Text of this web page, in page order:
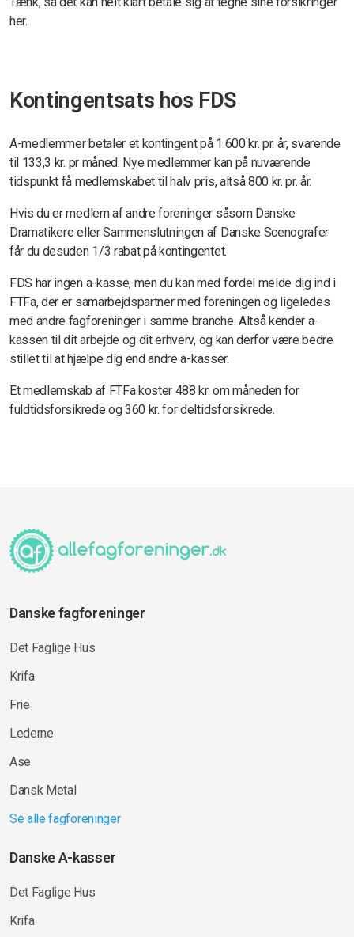
her.
Kontingentsats hos FDS
A-medlemmer betaler et kontingent på 1.600 kr. pr. år, svarende
til 133,3 kr. pr måned. Nye medlemmer kan på nuværende
tidspunkt få medlemskabet til halv pris, altså 800 kr. pr. år.
Hvis du er medlem af andre foreninger såsom Danske
Dramatikere eller Sammenslutningen af Danske Scenografer
får du desuden 1/3 rabat på kontingentet.
FDS har ingen a-kasse, men du kan med fordel melde dig ind i
FTFa, der er samarbejdspartner med foreningen og ligeledes
med andre fagforeninger i samme branche. Altså kender a-
kassen til dit arbejde og dit erhverv, og kan derfor være bedre
stillet til at hjælpe dig end andre a-kasser.
Et medlemskab af FTFa koster 488 kr. om måneden for
fuldtidsforsikrede og 360 kr. for deltidsforsikrede.
Danske fagforeninger
Det Faglige Hus
Krifa
Frie
Lederne
Ase
Dansk Metal
Se alle fagforeninger
Danske A-kasser
Det Faglige Hus
Krifa